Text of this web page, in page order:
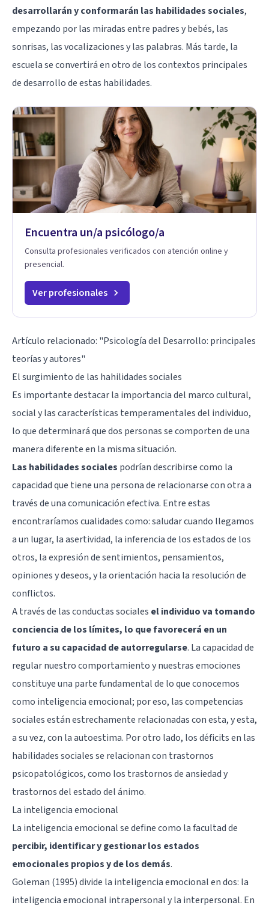
desarrollarán y conformarán las habilidades sociales,
empezando por las miradas entre padres y bebés, las
sonrisas, las vocalizaciones y las palabras. Más tarde, la
escuela se convertirá en otro de los contextos principales
de desarrollo de estas habilidades.
Encuentra un/a psicólogo/a
Consulta profesionales verificados con atención online y
presencial.
Ver profesionales
Artículo relacionado: "Psicología del Desarrollo: principales
teorías y autores"
El surgimiento de las hahilidades sociales
Es importante destacar la importancia del marco cultural,
social y las características temperamentales del individuo,
lo que determinará que dos personas se comporten de una
manera diferente en la misma situación.
Las habilidades sociales podrían describirse como la
capacidad que tiene una persona de relacionarse con otra a
través de una comunicación efectiva. Entre estas
encontraríamos cualidades como: saludar cuando llegamos
a un lugar, la asertividad, la inferencia de los estados de los
otros, la expresión de sentimientos, pensamientos,
opiniones y deseos, y la orientación hacia la resolución de
conflictos.
A través de las conductas sociales el individuo va tomando
conciencia de los límites, lo que favorecerá en un
futuro a su capacidad de autorregularse. La capacidad de
regular nuestro comportamiento y nuestras emociones
constituye una parte fundamental de lo que conocemos
como inteligencia emocional; por eso, las competencias
sociales están estrechamente relacionadas con esta, y esta,
a su vez, con la autoestima. Por otro lado, los déficits en las
habilidades sociales se relacionan con trastornos
psicopatológicos, como los trastornos de ansiedady
trastornos del estado del ánimo.
La inteligencia emocional
La inteligencia emocional se define como la facultad de
percibir, identificar y gestionar los estados
emocionales propios y de los demás.
Goleman (1995) divide la inteligencia emocional en dos: la
inteligencia emocional intrapersonal y la interpersonal. En